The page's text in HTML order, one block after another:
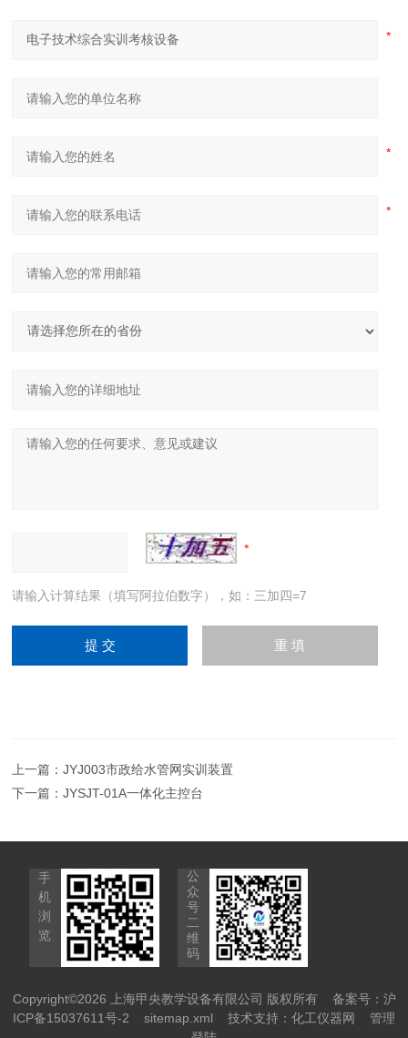
请输入计算结果（填写阿拉伯数字），如：三加四=7
上一篇：JYJ003市政给水管网实训装置
下一篇：JYSJT-01A一体化主控台
手
机
浏
览
公
众
号
二
维
码
Copyright©2026 上海甲央教学设备有限公司 版权所有 备案号：沪
ICP备15037611号-2
sitemap.xml 技术支持： 化工仪器网
管理